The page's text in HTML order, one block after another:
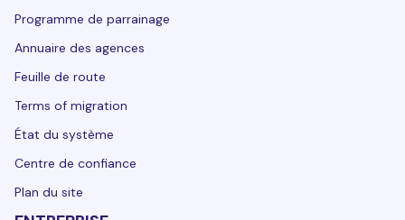
Programme de parrainage
Annuaire des agences
Feuille de route
Terms of migration
État du système
Centre de confiance
Plan du site